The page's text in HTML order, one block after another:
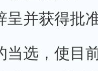
呈并获得批
当选，使目